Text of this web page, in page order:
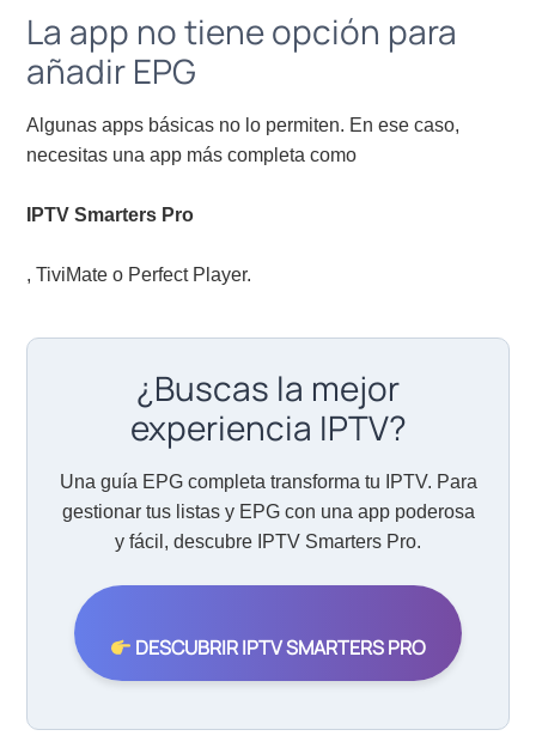
La app no tiene opción para
añadir EPG
Algunas apps básicas no lo permiten. En ese caso,
necesitas una app más completa como
IPTV Smarters Pro
, TiviMate o Perfect Player.
¿Buscas la mejor
experiencia IPTV?
Una guía EPG completa transforma tu IPTV. Para
gestionar tus listas y EPG con una app poderosa
y fácil, descubre IPTV Smarters Pro.
DESCUBRIR IPTV SMARTERS PRO